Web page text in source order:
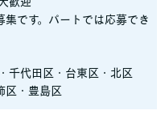
す。パートでは応募でき
田区・台東区・北区
・豊島区